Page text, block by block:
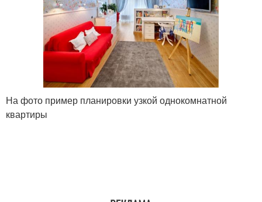
На фото пример планировки узкой однокомнатной
квартиры